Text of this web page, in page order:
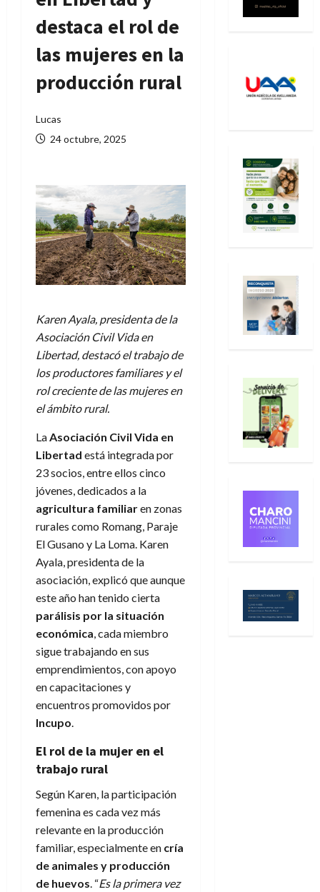
destaca el rol de
las mujeres en la
producción rural
Lucas
24 octubre, 2025
Karen Ayala, presidenta de la
Asociación Civil Vida en
Libertad, destacó el trabajo de
los productores familiares y el
rol creciente de las mujeres en
el ámbito rural.
La Asociación Civil Vida en
Libertad está integrada por
23 socios, entre ellos cinco
jóvenes, dedicados a la
agricultura familiaren zonas
rurales como Romang, Paraje
El Gusano y La Loma. Karen
Ayala, presidenta de la
asociación, explicó que aunque
este año han tenido cierta
parálisis por la situación
económica , cada miembro
sigue trabajando en sus
emprendimientos, con apoyo
en capacitaciones y
encuentros promovidos por
Incupo
El rol de la mujer en el
trabajo rural
Según Karen, la participación
femenina es cada vez más
relevante en la producción
familiar, especialmente en cría
de animales y producción
de huevos . “Es la primera vez